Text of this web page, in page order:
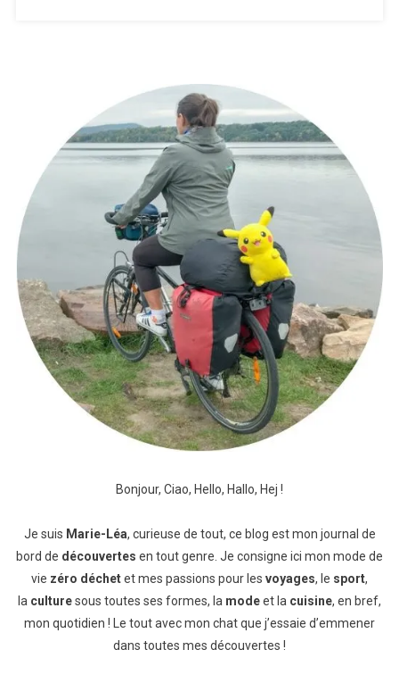
Bonjour, Ciao, Hello, Hallo, Hej !
Je suis Marie-Léa, curieuse de tout, ce blog est mon journal de
bord de découvertes en tout genre. Je consigne ici mon mode de
vie zéro déchetet mes passions pour les voyages, le sport,
la culturesous toutes ses formes, la modeet la cuisine, en bref,
mon quotidien ! Le tout avec mon chat que j’essaie d’emmener
dans toutes mes découvertes !